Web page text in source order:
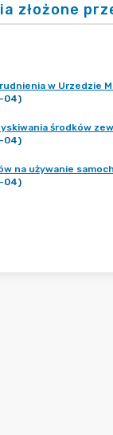
złożone
w Urzedzie
04)
środków
04)
na używanie
04)